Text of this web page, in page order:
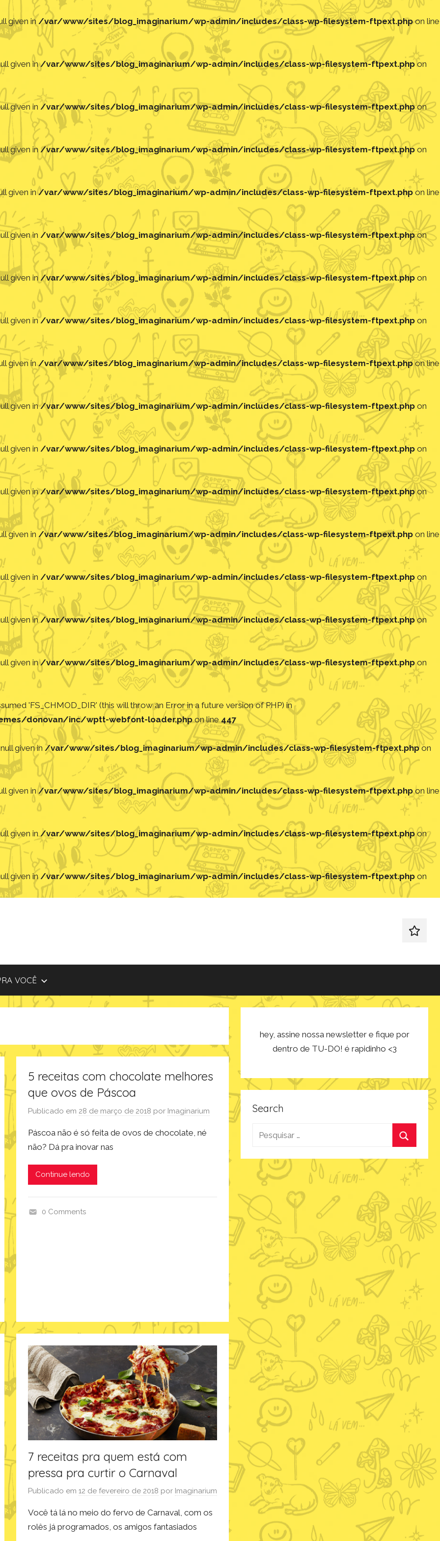
given in /var/www/sites/blog_imaginarium/wp-admin/includes/class-wp-filesystem-ftpext.phpon line
given in/var/www/sites/blog_imaginarium/wp-admin/includes/class-wp-filesystem-ftpext.phpon
given in /var/www/sites/blog_imaginarium/wp-admin/includes/class-wp-filesystem-ftpext.phpon
given in/var/www/sites/blog_imaginarium/wp-admin/includes/class-wp-filesystem-ftpext.php on
given in/var/www/sites/blog_imaginarium/wp-admin/includes/class-wp-filesystem-ftpext.php on line
given in /var/www/sites/blog_imaginarium/wp-admin/includes/class-wp-filesystem-ftpext.phpon
given in /var/www/sites/blog_imaginarium/wp-admin/includes/class-wp-filesystem-ftpext.php on
given in/var/www/sites/blog_imaginarium/wp-admin/includes/class-wp-filesystem-ftpext.php on
given in/var/www/sites/blog_imaginarium/wp-admin/includes/class-wp-filesystem-ftpext.phpon line
given in/var/www/sites/blog_imaginarium/wp-admin/includes/class-wp-filesystem-ftpext.php on
given in /var/www/sites/blog_imaginarium/wp-admin/includes/class-wp-filesystem-ftpext.php on
given in/var/www/sites/blog_imaginarium/wp-admin/includes/class-wp-filesystem-ftpext.phpon
given in /var/www/sites/blog_imaginarium/wp-admin/includes/class-wp-filesystem-ftpext.php on line
given in /var/www/sites/blog_imaginarium/wp-admin/includes/class-wp-filesystem-ftpext.php on
given in/var/www/sites/blog_imaginarium/wp-admin/includes/class-wp-filesystem-ftpext.phpon
given in/var/www/sites/blog_imaginarium/wp-admin/includes/class-wp-filesystem-ftpext.phpon
'FS_CHMOD_DIR' (this will throw an Error in a future version of PHP) in
donovan/inc/wptt-webfont-loader.phpon line447
given in /var/www/sites/blog_imaginarium/wp-admin/includes/class-wp-filesystem-ftpext.phpon
given in/var/www/sites/blog_imaginarium/wp-admin/includes/class-wp-filesystem-ftpext.phpon line
given in/var/www/sites/blog_imaginarium/wp-admin/includes/class-wp-filesystem-ftpext.phpon
given in/var/www/sites/blog_imaginarium/wp-admin/includes/class-wp-filesystem-ftpext.php on
redes
VOCÊ
5 receitas com chocolate melhores
que ovos de Páscoa
Publicado em 28 de março de 2018 por Imaginarium
Páscoa não é só feita de ovos de chocolate, né
não? Dá pra inovar nas
Continue lendo
m
0 Comments
7 receitas pra quem está com
pressa pra curtir o Carnaval
Publicado em12 de fevereiro de 2018 por Imaginarium
Você tá lá no meio do fervo de Carnaval, com os
rolês já programados, os amigos fantasiados
hey, assine nossa newsletter e fique por
dentro de TU-DO! é rapidinho <3
Search
Pesquisar